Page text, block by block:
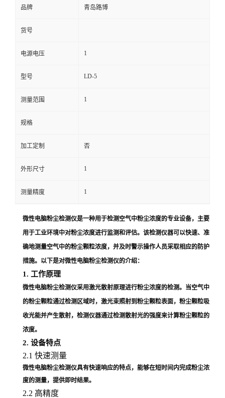
式
在
线
品牌 青岛路博
货号
电源电压 1
型号 LD-5
测量范围 1
规格
加工定制 否
外形尺寸 1
测量精度 1
微性电脑粉尘检测仪是一种用于检测空气中粉尘浓度的专业设备，主要
用于工业环境中对粉尘浓度进行监测和评估。该检测仪器可以快速、准
确地测量空气中的粉尘颗粒浓度，并及时警示操作人员采取相应的防护
措施。以下是对微性电脑粉尘检测仪的介绍：
1. 工作原理
微性电脑粉尘检测仪采用激光散射原理进行粉尘浓度的检测。当空气中
的粉尘颗粒通过检测区域时，激光束照射到粉尘颗粒表面，粉尘颗粒吸
收光能并产生散射，检测仪器通过检测散射光的强度来计算粉尘颗粒的
浓度。
2. 设备特点
2.1 快速测量
微性电脑粉尘检测仪具有快速响应的特点，能够在短时间内完成粉尘浓
度的测量，提供即时结果。
2.2 高精度